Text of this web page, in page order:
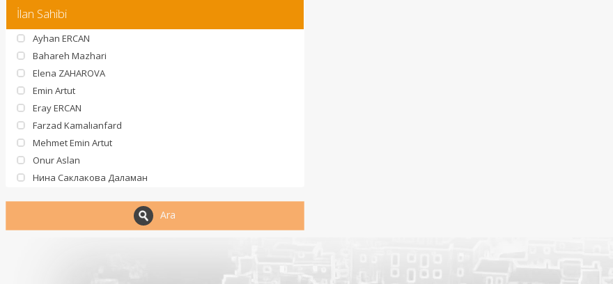
İlan Sahibi
Ayhan ERCAN
Bahareh Mazhari
Elena ZAHAROVA
Emin Artut
Eray ERCAN
Farzad Kamalıanfard
Mehmet Emin Artut
Onur Aslan
Нина Саклакова Даламан
Ara